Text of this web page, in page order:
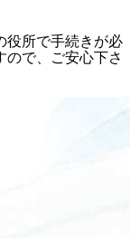
役所で手続きが必
ので、ご安心下さ